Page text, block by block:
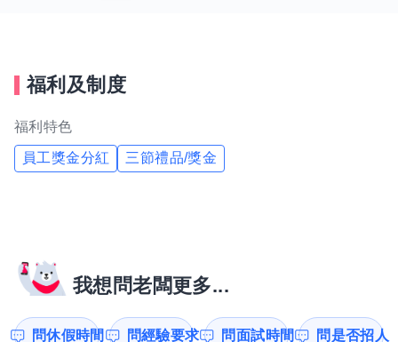
福利及制度
福利特色
員工獎金分紅 三節禮品/獎金
我想問老闆更多...
問休假時間 問經驗要求 問面試時間 問是否招人